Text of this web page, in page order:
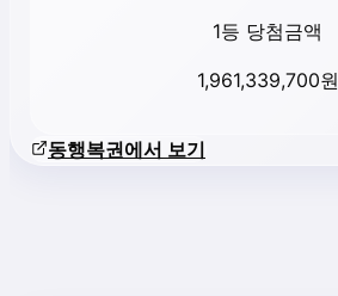
1등 당첨금액
1,961,339,700원
동행복권에서 보기